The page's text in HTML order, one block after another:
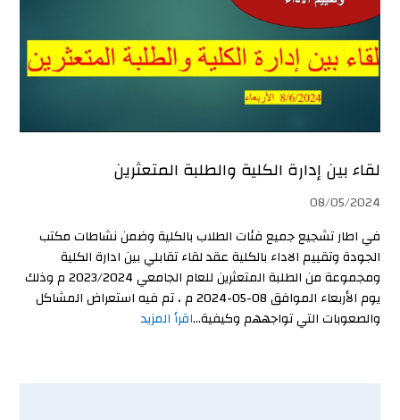
لقاء بين إدارة الكلية والطلبة المتعثرين
08/05/2024
في اطار تشجيع جميع فئات الطلاب بالكلية وضمن نشاطات مكتب
الجودة وتقييم الاداء بالكلية عقد لقاء تقابلي بين ادارة الكلية
ومجموعة من الطلبة المتعثرين للعام الجامعي 2023/2024 م وذلك
يوم الأربعاء الموافق 08-05-2024 م ، تم فيه استعراض المشاكل
والصعوبات التي تواجههم وكيفية...اقرأ المزيد